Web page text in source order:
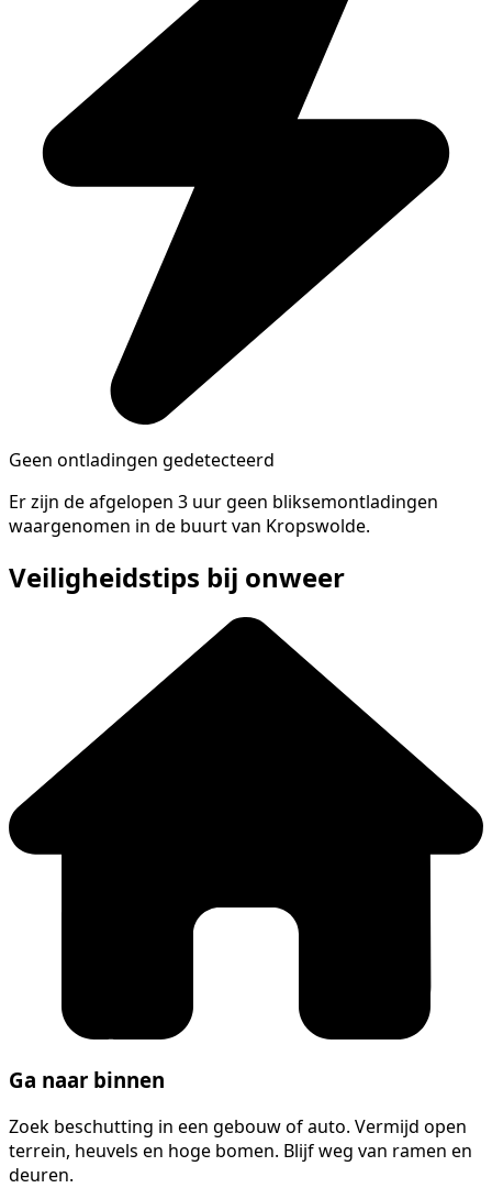
Geen ontladingen gedetecteerd
Er zijn de afgelopen 3 uur geen bliksemontladingen
waargenomen in de buurt van Kropswolde.
Veiligheidstips bij onweer
Ga naar binnen
Zoek beschutting in een gebouw of auto. Vermijd open
terrein, heuvels en hoge bomen. Blijf weg van ramen en
deuren.